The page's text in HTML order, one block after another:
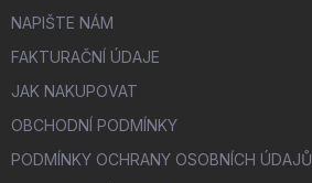
NAPIŠTE NÁM
FAKTURAČNÍ ÚDAJE
JAK NAKUPOVAT
OBCHODNÍ PODMÍNKY
PODMÍNKY OCHRANY OSOBNÍCH ÚDAJŮ